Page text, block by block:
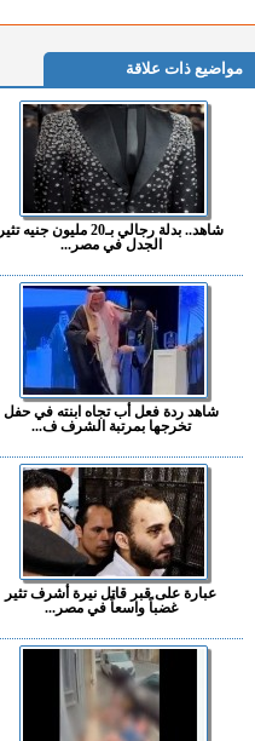
مواضيع ذات علاقة
شاهد.. بدلة رجالي بـ20 مليون جنيه تثير
الجدل في مصر...
شاهد ردة فعل أب تجاه ابنته في حفل
تخرجها بمرتبة الشرف ف...
عبارة على قبر قاتل نيرة أشرف تثير
غضباً واسعاً في مصر...